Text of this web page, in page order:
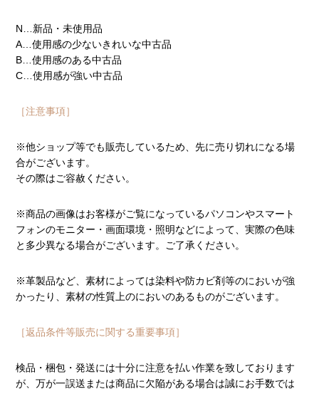
N…新品・未使用品
A…使用感の少ないきれいな中古品
B…使用感のある中古品
C…使用感が強い中古品
［注意事項］
※他ショップ等でも販売しているため、先に売り切れになる場
合がございます。
その際はご容赦ください。
※商品の画像はお客様がご覧になっているパソコンやスマート
フォンのモニター・画面環境・照明などによって、実際の色味
と多少異なる場合がございます。ご了承ください。
※革製品など、素材によっては染料や防カビ剤等のにおいが強
かったり、素材の性質上のにおいのあるものがございます。
［返品条件等販売に関する重要事項］
検品・梱包・発送には十分に注意を払い作業を致しております
が、万が一誤送または商品に欠陥がある場合は誠にお手数では